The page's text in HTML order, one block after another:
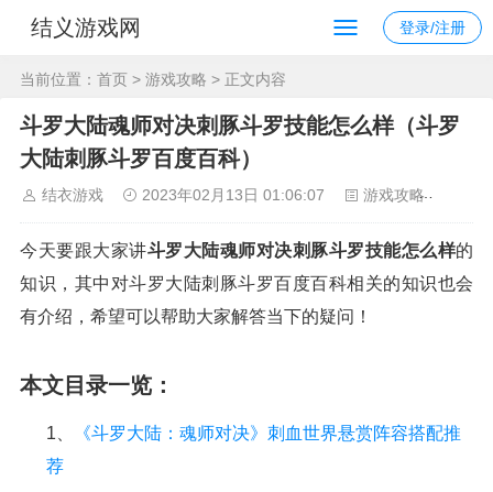
结义游戏网 登录/注册
当前位置： 首页 > 游戏攻略 > 正文内容
斗罗大陆魂师对决刺豚斗罗技能怎么样（斗罗
大陆刺豚斗罗百度百科）
结衣游戏 2023年02月13日 01:06:07 游戏攻略
今天要跟大家讲斗罗大陆魂师对决刺豚斗罗技能怎么样的
知识，其中对斗罗大陆刺豚斗罗百度百科相关的知识也会
有介绍，希望可以帮助大家解答当下的疑问！
本文目录一览：
1、
《斗罗大陆：魂师对决》刺血世界悬赏阵容搭配推
荐